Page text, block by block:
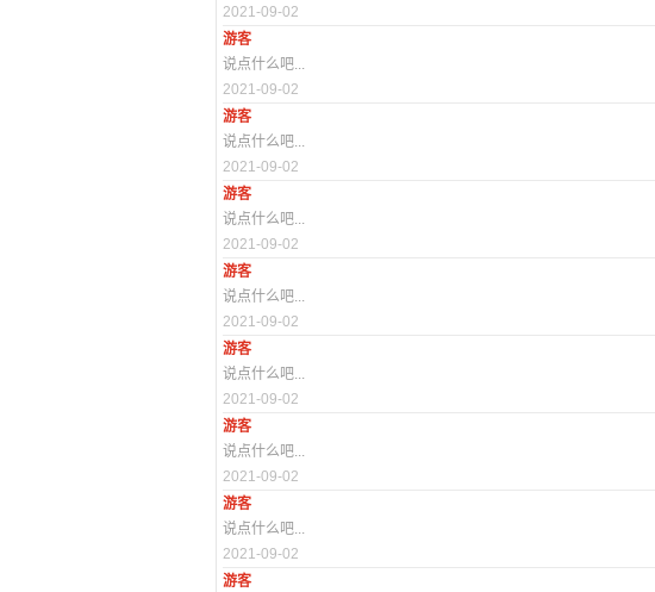
2021-09-02
游客
说点什么吧...
2021-09-02
游客
说点什么吧...
2021-09-02
游客
说点什么吧...
2021-09-02
游客
说点什么吧...
2021-09-02
游客
说点什么吧...
2021-09-02
游客
说点什么吧...
2021-09-02
游客
说点什么吧...
2021-09-02
游客